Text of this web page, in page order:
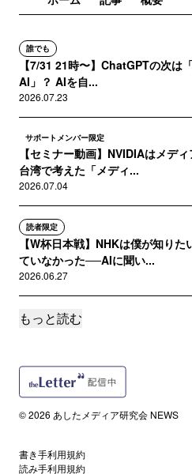
誰でも
【7/31 21時〜】ChatGPTの次は
AI」？ AIを自...
2026.07.23
サポートメンバー限定
【セミナー動画】NVIDIAはメデ
台湾で考えた「メディ...
2026.07.04
読者限定
【W杯日本戦】NHKは僕が知りた
ていなかった──AIに聞い...
2026.06.27
誰でも
2026.06.21
【セミナー動画】AI時代の「コン
2026.05.23
もっと読む
© 2026 あしたメディア研究会 NEWS
書き手利用規約
読み手利用規約